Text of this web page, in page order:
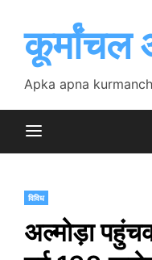
contentकूर्मांचल
Apka apna
विविध
अल्मोड़ा